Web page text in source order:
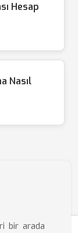
Hesap
Nasıl
bir arada